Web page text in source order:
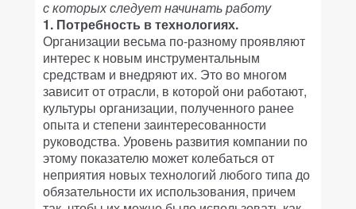
с которых следует начинать работу
1. Потребность в технологиях.
Организации весьма по-разному проявляют
интерес к новым инструментальным
средствам и внедряют их. Это во многом
зависит от отрасли, в которой они работают,
культуры организации, полученного ранее
опыта и степени заинтересованности
руководства. Уровень развития компании по
этому показателю может колебаться от
неприятия новых технологий любого типа до
обязательности их использования, причем